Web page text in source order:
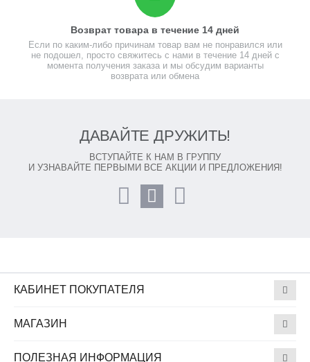
Возврат товара в течение 14 дней
Если по каким-либо причинам товар вам не понравился или
не подошел, просто свяжитесь с нами в течение 14 дней с
момента получения заказа и мы обсудим варианты
возврата или обмена
ДАВАЙТЕ ДРУЖИТЬ!
ВСТУПАЙТЕ К НАМ В ГРУППУ
И УЗНАВАЙТЕ ПЕРВЫМИ ВСЕ АКЦИИ И ПРЕДЛОЖЕНИЯ!
КАБИНЕТ ПОКУПАТЕЛЯ
МАГАЗИН
ПОЛЕЗНАЯ ИНФОРМАЦИЯ